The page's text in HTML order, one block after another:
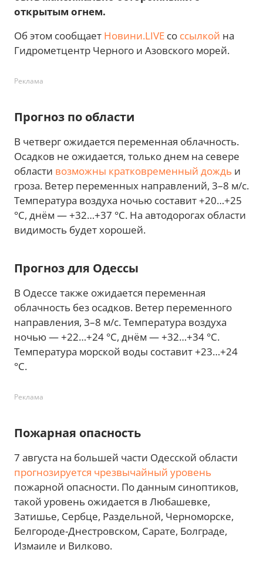
открытым огнем.
Об этом сообщает Новини.LIVE со ссылкой на
Гидрометцентр Черного и Азовского морей.
Реклама
Прогноз по области
В четверг ожидается переменная облачность.
Осадков не ожидается, только днем на севере
области возможны кратковременный дождь и
гроза. Ветер переменных направлений, 3–8 м/с.
Температура воздуха ночью составит +20…+25
°С, днём — +32…+37 °С. На автодорогах области
видимость будет хорошей.
Прогноз для Одессы
В Одессе также ожидается переменная
облачность без осадков. Ветер переменного
направления, 3–8 м/с. Температура воздуха
ночью — +22…+24 °С, днём — +32…+34 °С.
Температура морской воды составит +23…+24
°С.
Реклама
Пожарная опасность
7 августа на большей части Одесской области
прогнозируется чрезвычайный уровень
пожарной опасности. По данным синоптиков,
такой уровень ожидается в Любашевке,
Затишье, Сербце, Раздельной, Черноморске,
Белгороде-Днестровском, Сарате, Болграде,
Измаиле и Вилково.